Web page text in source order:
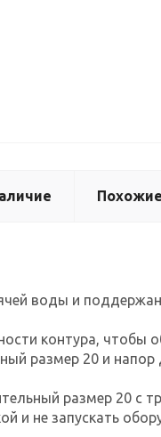
воды и
контура, чтобы
размер 20 и напор
размер 20
и не запускать